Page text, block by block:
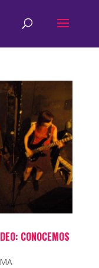
CONOCEMOS